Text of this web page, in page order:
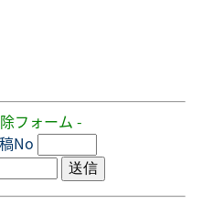
フォーム -
No